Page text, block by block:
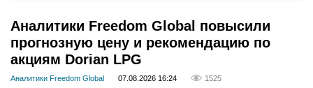
Аналитики Freedom Global повысили
прогнозную цену и рекомендацию по
акциям Dorian LPG
Аналитики Freedom Global 07.08.2026 16:24 1525